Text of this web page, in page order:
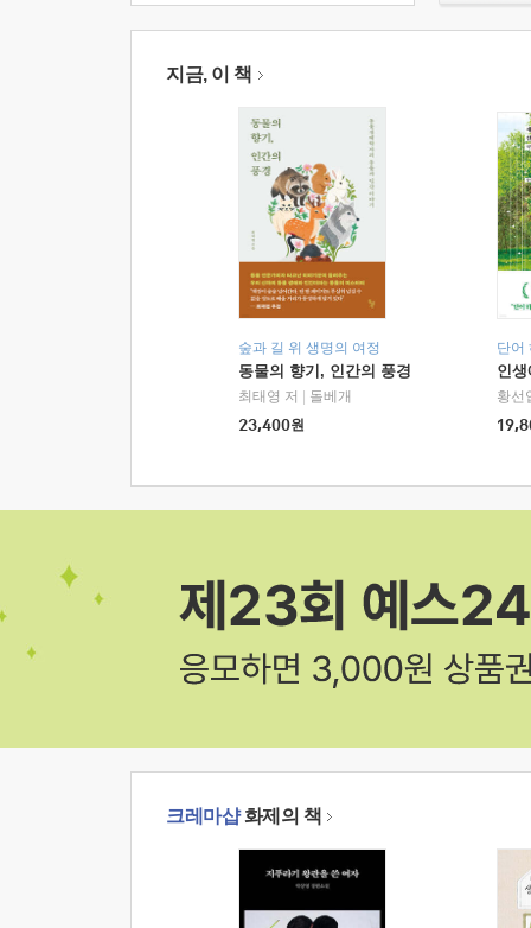
지금, 이 책
숲과 길 위 생명의 여정
동물의 향기, 인간의 풍경
최태영 저
돌베개
23,400원
단어
인
황선
크레마샵화제의 책